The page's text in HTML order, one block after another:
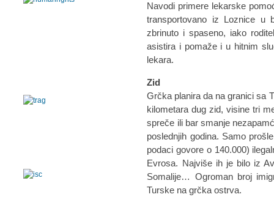
Navodi primere lekarske
transportovano iz Loznice u
zbrinuto i spaseno, iako
asistira i pomaže i u hitnim
lekara.
Zid
Grčka planira da na granici sa
kilometara dug zid, visine tri
spreče ili bar smanje
poslednjih godina. Samo
podaci govore o 140.000)
Evrosa. Najviše ih je bilo iz
Somalije… Ogroman broj
Turske na grčka ostrva.